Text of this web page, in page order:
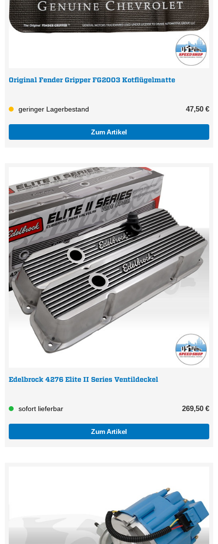
Original Fender Gripper FG2003 Kotflügelmatte
geringer Lagerbestand 47,50 €
Zum Artikel
Edelbrock 4276 Elite II Series Ventildeckel
sofort lieferbar 269,50 €
Zum Artikel